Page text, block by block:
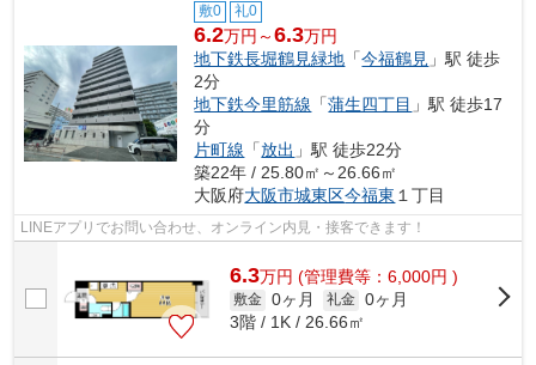
敷0 礼0
6.2万円～6.3万円
地下鉄長堀鶴見緑地 「今福鶴見 」駅 徒歩
2分
地下鉄今里筋線 「蒲生四丁目 」駅 徒歩17
分
片町線 「放出 」駅 徒歩22分
築22年 / 25.80㎡～26.66㎡
大阪府大阪市城東区今福東 １丁目
LINEアプリでお問い合わせ、オンライン内見・接客できます！
6.3万円 (管理費等：6,000円 )
敷金 0ヶ月 礼金 0ヶ月
3階 / 1K / 26.66㎡